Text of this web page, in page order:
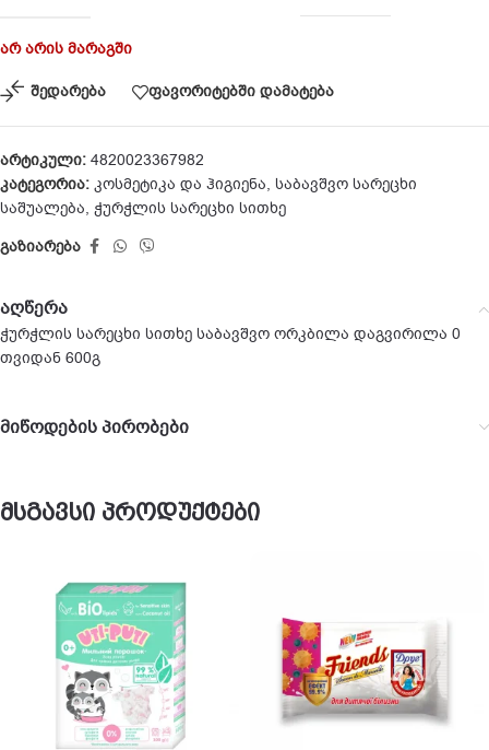
არ არის მარაგში
შედარება ფავორიტებში დამატება
არტიკული: 4820023367982
კატეგორია: კოსმეტიკა და ჰიგიენა, საბავშვო სარეცხი
საშუალება, ჭურჭლის სარეცხი სითხე
გაზიარება
აღწერა
ჭურჭლის სარეცხი სითხე საბავშვო ორკბილა დაგვირილა 0
თვიდან 600გ
მიწოდების პირობები
მსგავსი პროდუქტები